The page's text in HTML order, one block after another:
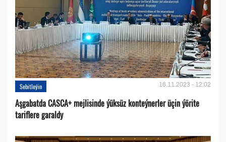
Sebitleýin 16.11.2023 - 12:02
Aşgabatda CASCA+ mejlisinde ýüksüz konteýnerler üçin ýörite
tariflere garaldy